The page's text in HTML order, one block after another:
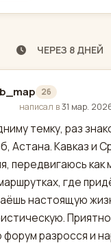
ЧЕРЕЗ 8 ДНЕЙ
26
написал в31 мар.
темку, раз
Астана. Кавказ и
передвигаюсь
где
настоящую
форум разросся и